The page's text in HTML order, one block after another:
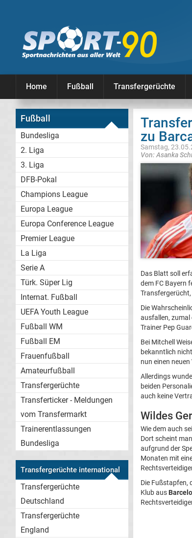
Home Fußball Transfergerüchte
Fußball
Bundesliga
2. Liga
3. Liga
DFB-Pokal
Champions League
Europa League
Europa Conference League
Premier League
La Liga
Serie A
Türk. Süper Lig
Internat. Fußball
UEFA Youth League
Fußball WM
Fußball EM
Frauenfußball
Amateurfußball
Transfergerüchte
Transferticker - Meldungen
vom Transfermarkt
Trainerentlassungen
Bundesliga
Transfergerüchte international
Transfergerüchte
Deutschland
Transfergerüchte
England
zu
Samstag,
Von: Asanka
Das Blatt soll
dem FC Bayern
Die
ausfallen, zumal
Trainer Pep
Bei Mitchell
bekanntlich
nun einen
Allerdings
beiden
auch keine
Wildes
Wie dem auch
Dort scheint
aufgrund der
Monaten mit
Die Fußstapfen,
Klub aus